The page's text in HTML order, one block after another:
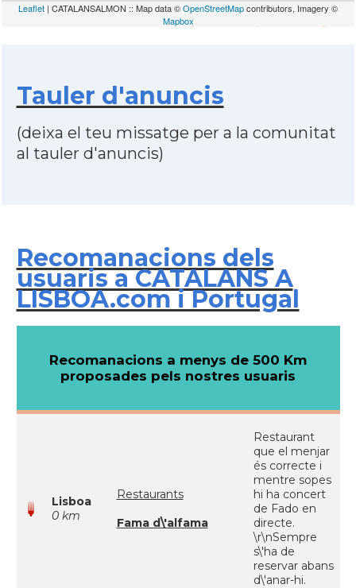
Leaflet | CATALANSALMON :: Map data ©OpenStreetMapcontributors, Imagery ©
Mapbox
Tauler d'anuncis
(deixa el teu missatge per a la comunitat
al tauler d'anuncis)
Recomanacions dels
usuaris a CATALANS A
LISBOA.com i Portugal
Recomanacions a menys de 500 Km
proposades pels nostres usuaris
Lisboa
0 km
Restaurants
Fama d\'alfama
Restaurant
que el menjar
és correcte i
mentre sopes
hi ha concert
de Fado en
directe.
\r\nSempre
s\'ha de
reservar abans
d\'anar-hi.